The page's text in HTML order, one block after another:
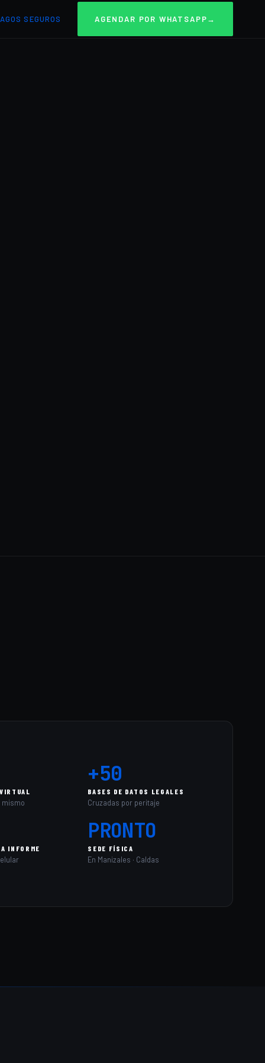
SEGUROS AGENDAR POR WHATSAPP→
mismo
+50
BASES DE DATOS LEGALES
Cruzadas por peritaje
INFORME
PRONTO
SEDE FÍSICA
En Manizales · Caldas